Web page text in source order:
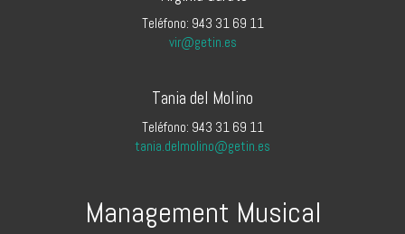
Teléfono: 943 31 69 11
vir@getin.es
Tania del Molino
Teléfono: 943 31 69 11
tania.delmolino@getin.es
Management Musical